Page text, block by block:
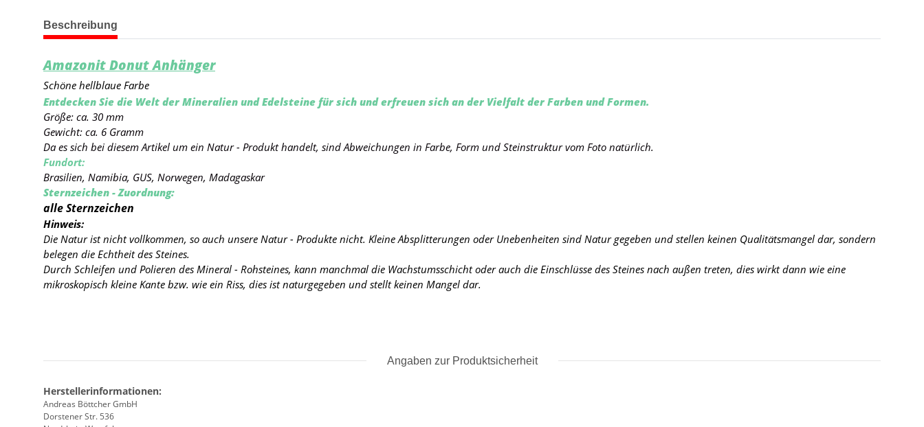
weitere Registerkarten anzeigen
Beschreibung
Amazonit Donut Anhänger
Schöne hellblaue Farbe
Entdecken Sie die Welt der Mineralien und Edelsteine für sich und erfreuen sich an der Vielfalt der Farben und Formen.
Größe: ca. 30 mm
Gewicht: ca. 6 Gramm
Da es sich bei diesem Artikel um ein Natur - Produkt handelt, sind Abweichungen in Farbe, Form und Steinstruktur vom Foto natürlich.
Fundort:
Brasilien, Namibia, GUS, Norwegen, Madagaskar
Sternzeichen - Zuordnung:
alle Sternzeichen
Hinweis:
Die Natur ist nicht vollkommen, so auch unsere Natur - Produkte nicht. Kleine Absplitterungen oder Unebenheiten sind Natur gegeben und stellen keinen Qualitätsmangel dar, sondern
belegen die Echtheit des Steines.
Durch Schleifen und Polieren des Mineral - Rohsteines, kann manchmal die Wachstumsschicht oder auch die Einschlüsse des Steines nach außen treten, dies wirkt dann wie eine
mikroskopisch kleine Kante bzw. wie ein Riss, dies ist naturgegeben und stellt keinen Mangel dar.
Angaben zur Produktsicherheit
Herstellerinformationen:
Andreas Böttcher GmbH
Dorstener Str. 536